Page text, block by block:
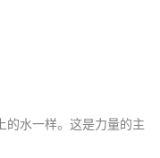
的水一样。这是力量的主